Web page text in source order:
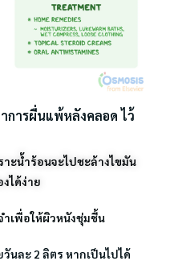
การผื่นแพ้หลังคลอด ไว้
ะน้ำร้อนจะไปชะล้างไขมัน
ได้ง่าย
ำเพื่อให้ผิวหนังชุ่มชื้น
นละ 2 ลิตร หากเป็นไปได้